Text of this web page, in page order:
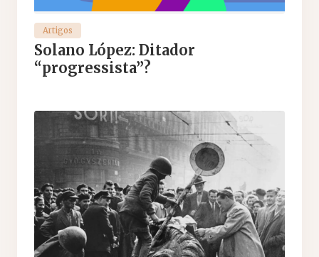
Artigos
Solano López: Ditador
“progressista”?